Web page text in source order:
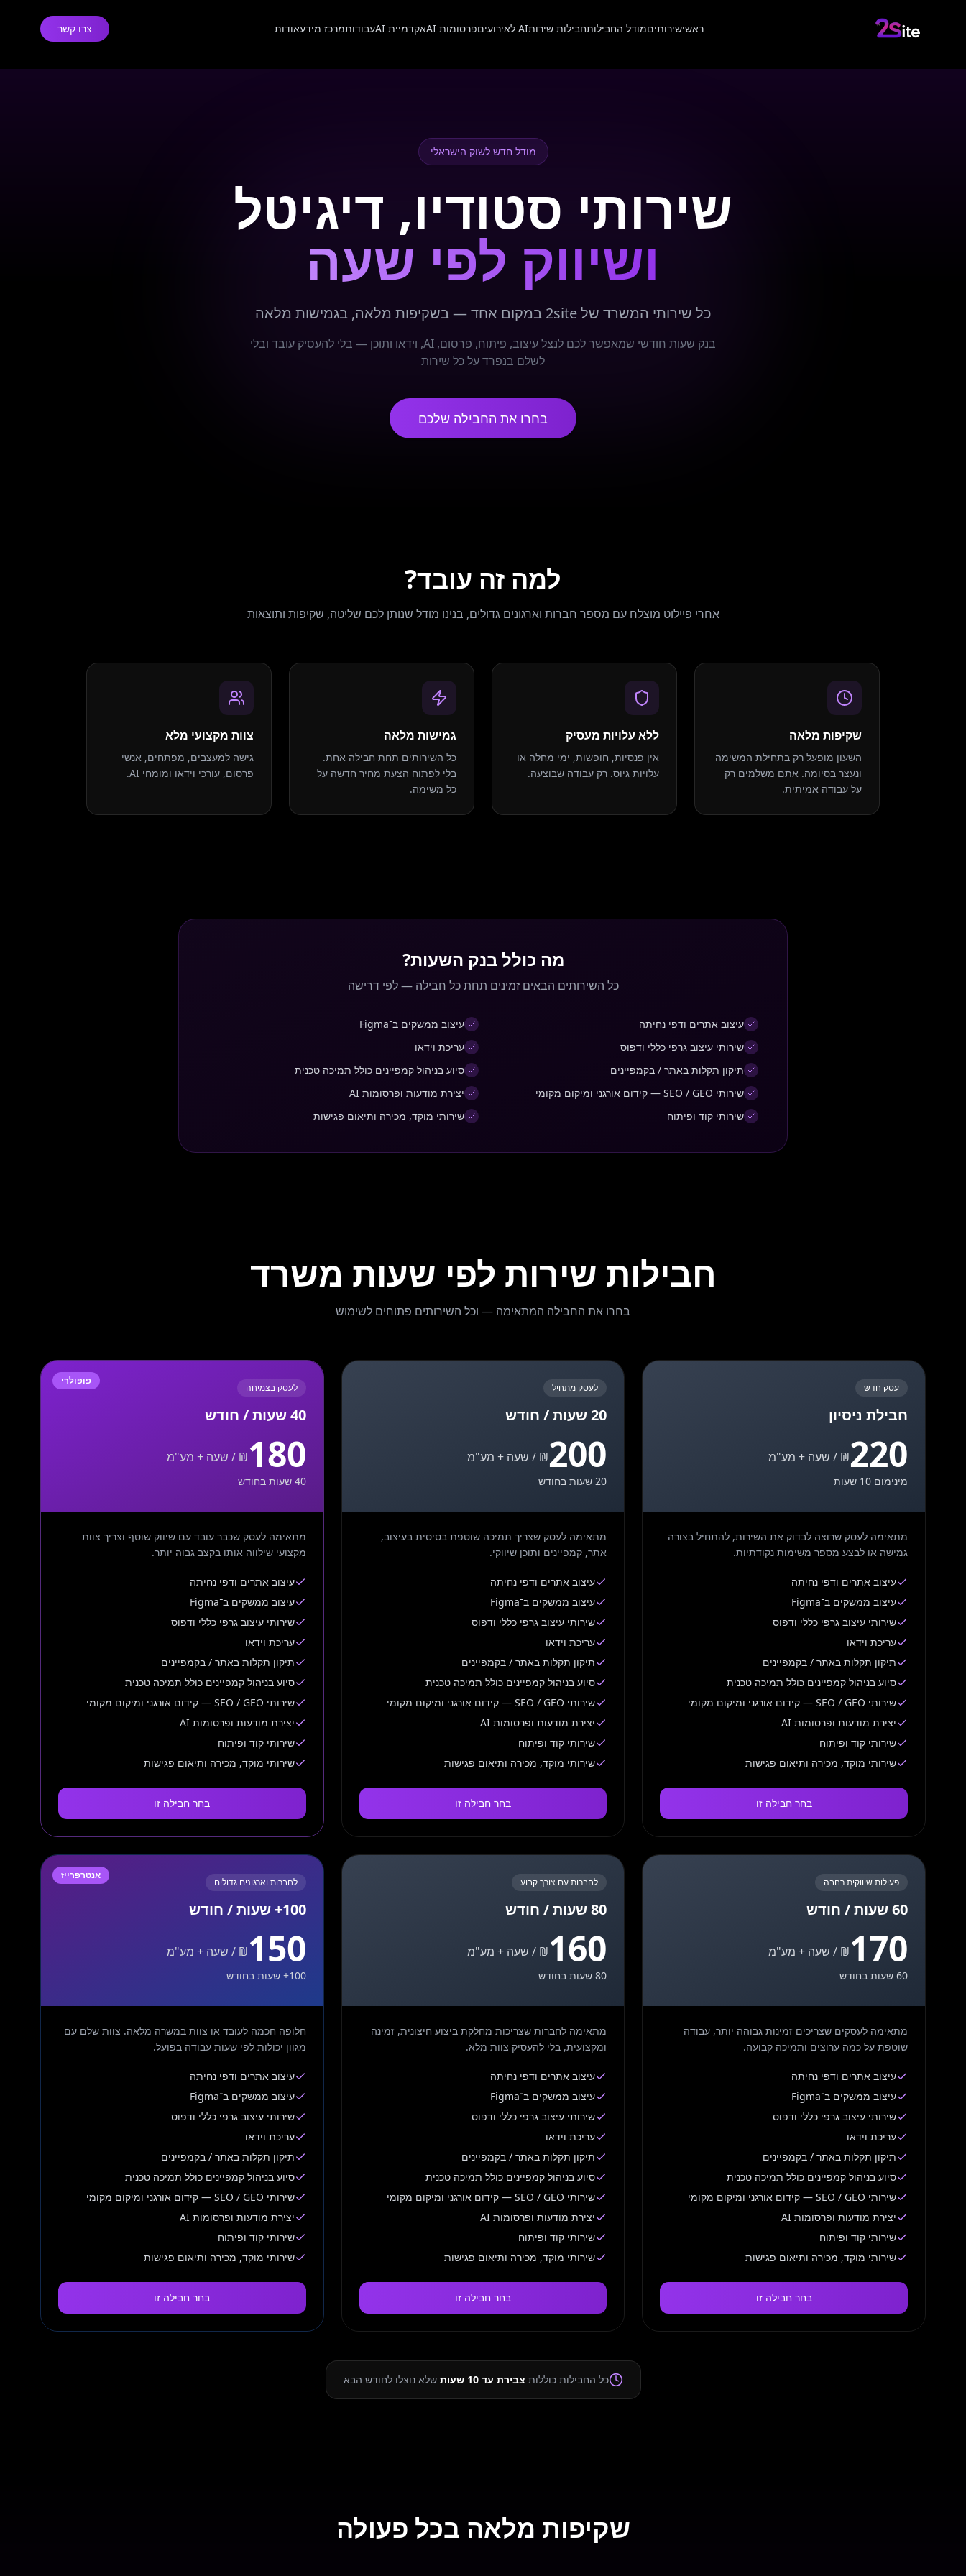
ראשישירותיםמודל החבילותחבילות שירותAI לאירועים פרסומות AI אקדמיית AI עבודותמרכז מידעאודות צרו קשר
מודל חדש לשוק הישראלי
שירותי סטודיו, דיגיטל
ושיווק לפי שעה
כל שירותי המשרד של 2site במקום אחד — בשקיפות מלאה, בגמישות מלאה
בנק שעות חודשי שמאפשר לכם לנצל עיצוב, פיתוח, פרסום, AI, וידאו ותוכן — בלי להעסיק עובד ובלי
לשלם בנפרד על כל שירות
בחרו את החבילה שלכם
למה זה עובד?
אחרי פיילוט מוצלח עם מספר חברות וארגונים גדולים, בנינו מודל שנותן לכם שליטה, שקיפות ותוצאות
שקיפות מלאה
השעון מופעל רק בתחילת המשימה
ונעצר בסיומה. אתם משלמים רק
על עבודה אמיתית.
ללא עלויות מעסיק
אין פנסיות, חופשות, ימי מחלה או
עלויות גיוס. רק עבודה שבוצעה.
גמישות מלאה
כל השירותים תחת חבילה אחת.
בלי לפתוח הצעת מחיר חדשה על
כל משימה.
צוות מקצועי מלא
גישה למעצבים, מפתחים, אנשי
פרסום, עורכי וידאו ומומחי AI.
מה כולל בנק השעות?
כל השירותים הבאים זמינים תחת כל חבילה — לפי דרישה
עיצוב אתרים ודפי נחיתה
עיצוב ממשקים ב־Figma
שירותי עיצוב גרפי כללי ודפוס
עריכת וידאו
תיקון תקלות באתר / בקמפיינים
סיוע בניהול קמפיינים כולל תמיכה טכנית
שירותי SEO / GEO — קידום אורגני ומיקום מקומי
יצירת מודעות ופרסומות AI
שירותי קוד ופיתוח
שירותי מוקד, מכירה ותיאום פגישות
חבילות שירות לפי שעות משרד
בחרו את החבילה המתאימה — וכל השירותים פתוחים לשימוש
עסק חדש
חבילת ניסיון
220₪ / שעה + מע"מ
מינימום 10 שעות
מתאימה לעסק שרוצה לבדוק את השירות, להתחיל בצורה
גמישה או לבצע מספר משימות נקודתיות.
עיצוב אתרים ודפי נחיתה
עיצוב ממשקים ב־Figma
שירותי עיצוב גרפי כללי ודפוס
עריכת וידאו
תיקון תקלות באתר / בקמפיינים
סיוע בניהול קמפיינים כולל תמיכה טכנית
שירותי SEO / GEO — קידום אורגני ומיקום מקומי
יצירת מודעות ופרסומות AI
שירותי קוד ופיתוח
שירותי מוקד, מכירה ותיאום פגישות
בחר חבילה זו
לעסק מתחיל
20 שעות / חודש
200₪ / שעה + מע"מ
20 שעות בחודש
מתאימה לעסק שצריך תמיכה שוטפת בסיסית בעיצוב,
אתר, קמפיינים ותוכן שיווקי.
עיצוב אתרים ודפי נחיתה
עיצוב ממשקים ב־Figma
שירותי עיצוב גרפי כללי ודפוס
עריכת וידאו
תיקון תקלות באתר / בקמפיינים
סיוע בניהול קמפיינים כולל תמיכה טכנית
שירותי SEO / GEO — קידום אורגני ומיקום מקומי
יצירת מודעות ופרסומות AI
שירותי קוד ופיתוח
שירותי מוקד, מכירה ותיאום פגישות
בחר חבילה זו
פופולרי
לעסק בצמיחה
40 שעות / חודש
180₪ / שעה + מע"מ
40 שעות בחודש
מתאימה לעסק שכבר עובד עם שיווק שוטף וצריך צוות
מקצועי שילווה אותו בקצב גבוה יותר.
עיצוב אתרים ודפי נחיתה
עיצוב ממשקים ב־Figma
שירותי עיצוב גרפי כללי ודפוס
עריכת וידאו
תיקון תקלות באתר / בקמפיינים
סיוע בניהול קמפיינים כולל תמיכה טכנית
שירותי SEO / GEO — קידום אורגני ומיקום מקומי
יצירת מודעות ופרסומות AI
שירותי קוד ופיתוח
שירותי מוקד, מכירה ותיאום פגישות
בחר חבילה זו
פעילות שיווקית רחבה
60 שעות / חודש
170₪ / שעה + מע"מ
60 שעות בחודש
מתאימה לעסקים שצריכים זמינות גבוהה יותר, עבודה
שוטפת על כמה ערוצים ותמיכה קבועה.
עיצוב אתרים ודפי נחיתה
עיצוב ממשקים ב־Figma
שירותי עיצוב גרפי כללי ודפוס
עריכת וידאו
תיקון תקלות באתר / בקמפיינים
סיוע בניהול קמפיינים כולל תמיכה טכנית
שירותי SEO / GEO — קידום אורגני ומיקום מקומי
יצירת מודעות ופרסומות AI
שירותי קוד ופיתוח
שירותי מוקד, מכירה ותיאום פגישות
בחר חבילה זו
לחברות עם צורך קבוע
80 שעות / חודש
160₪ / שעה + מע"מ
80 שעות בחודש
מתאימה לחברות שצריכות מחלקת ביצוע חיצונית, זמינה
ומקצועית, בלי להעסיק צוות מלא.
עיצוב אתרים ודפי נחיתה
עיצוב ממשקים ב־Figma
שירותי עיצוב גרפי כללי ודפוס
עריכת וידאו
תיקון תקלות באתר / בקמפיינים
סיוע בניהול קמפיינים כולל תמיכה טכנית
שירותי SEO / GEO — קידום אורגני ומיקום מקומי
יצירת מודעות ופרסומות AI
שירותי קוד ופיתוח
שירותי מוקד, מכירה ותיאום פגישות
בחר חבילה זו
אנטרפרייז
לחברות וארגונים גדולים
100+ שעות / חודש
150₪ / שעה + מע"מ
100+ שעות בחודש
חלופה חכמה לעובד או צוות במשרה מלאה. צוות שלם עם
מגוון יכולות לפי שעות עבודה בפועל.
עיצוב אתרים ודפי נחיתה
עיצוב ממשקים ב־Figma
שירותי עיצוב גרפי כללי ודפוס
עריכת וידאו
תיקון תקלות באתר / בקמפיינים
סיוע בניהול קמפיינים כולל תמיכה טכנית
שירותי SEO / GEO — קידום אורגני ומיקום מקומי
יצירת מודעות ופרסומות AI
שירותי קוד ופיתוח
שירותי מוקד, מכירה ותיאום פגישות
בחר חבילה זו
כל החבילות כוללות צבירת עד 10 שעות שלא נוצלו לחודש הבא
שקיפות מלאה בכל פעולה